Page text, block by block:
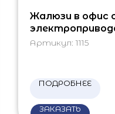
Жалюзи в офис
Артикул: 1115
ПОДРОБНЕЕ
ЗАКАЗАТЬ